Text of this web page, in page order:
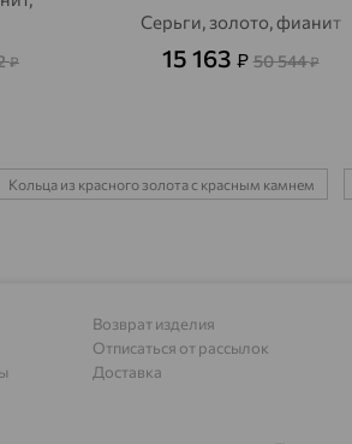
₽
Серьги, золото, фианит
15 163 ₽ 50 544₽
Кольца из красного золота с красным камнем
Возврат изделия
Отписаться от рассылок
Доставка
Александров
Алексеево-Лозовское
Алексин